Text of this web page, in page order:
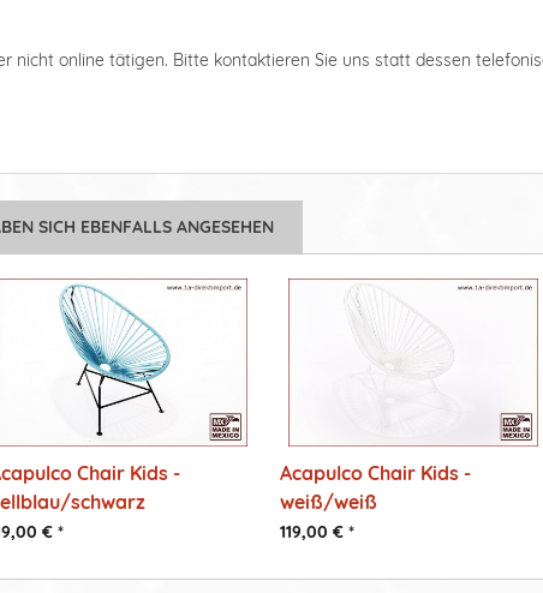
nicht online tätigen. Bitte kontaktieren Sie uns statt dessen
SICH EBENFALLS ANGESEHEN
Chair Kids -
schwarz
€ *
Acapulco Chair Kids -
weiß/weiß
119,00 € *